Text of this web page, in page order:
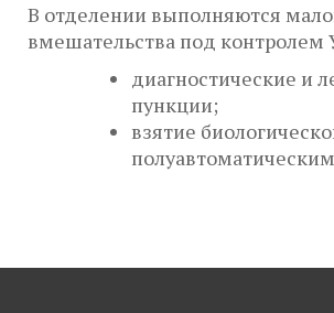
В отделении выполняются
вмешательства под контролем
диагностические и
пункции;
взятие